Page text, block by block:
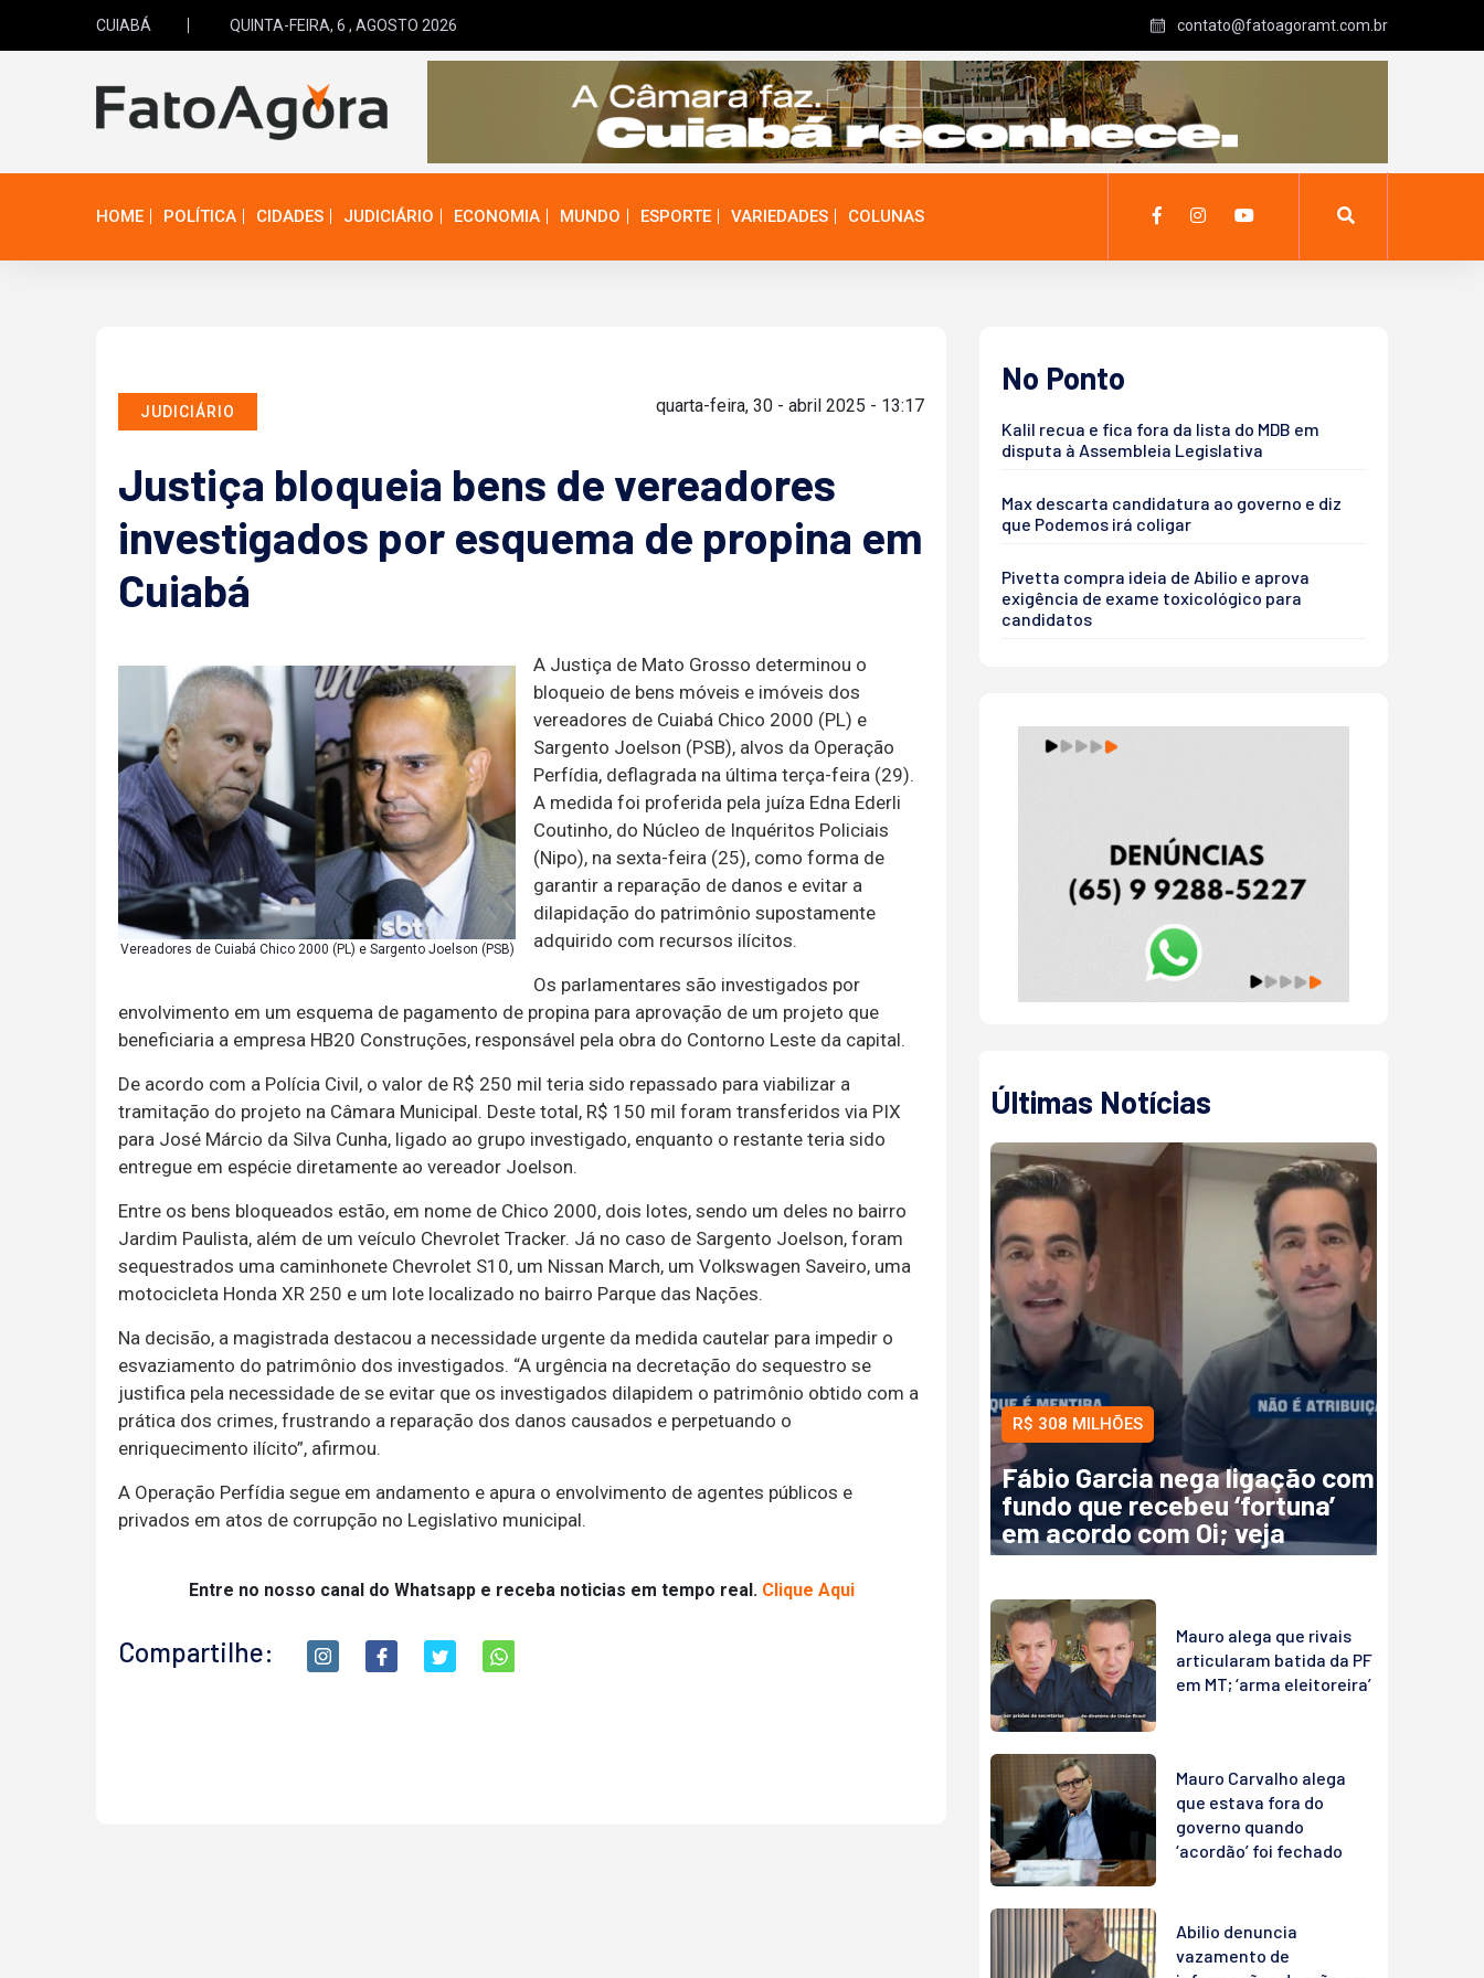
CUIABÁ QUINTA-FEIRA, 6 , AGOSTO 2026 contato@fatoagoramt.com.br
HOME POLÍTICA CIDADES JUDICIÁRIO ECONOMIA MUNDO ESPORTE VARIEDADES COLUNAS
JUDICIÁRIO quarta-feira, 30 - abril 2025 - 13:17
Justiça bloqueia bens de vereadores
investigados por esquema de propina em
Cuiabá
Vereadores de Cuiabá Chico 2000 (PL) e Sargento Joelson (PSB)
A Justiça de Mato Grosso determinou o
bloqueio de bens móveis e imóveis dos
vereadores de Cuiabá Chico 2000 (PL) e
Sargento Joelson (PSB), alvos da Operação
Perfídia, deflagrada na última terça-feira (29).
A medida foi proferida pela juíza Edna Ederli
Coutinho, do Núcleo de Inquéritos Policiais
(Nipo), na sexta-feira (25), como forma de
garantir a reparação de danos e evitar a
dilapidação do patrimônio supostamente
adquirido com recursos ilícitos.
Os parlamentares são investigados por
envolvimento em um esquema de pagamento de propina para aprovação de um projeto que
beneficiaria a empresa HB20 Construções, responsável pela obra do Contorno Leste da capital.
De acordo com a Polícia Civil, o valor de R$ 250 mil teria sido repassado para viabilizar a
tramitação do projeto na Câmara Municipal. Deste total, R$ 150 mil foram transferidos via PIX
para José Márcio da Silva Cunha, ligado ao grupo investigado, enquanto o restante teria sido
entregue em espécie diretamente ao vereador Joelson.
Entre os bens bloqueados estão, em nome de Chico 2000, dois lotes, sendo um deles no bairro
Jardim Paulista, além de um veículo Chevrolet Tracker. Já no caso de Sargento Joelson, foram
sequestrados uma caminhonete Chevrolet S10, um Nissan March, um Volkswagen Saveiro, uma
motocicleta Honda XR 250 e um lote localizado no bairro Parque das Nações.
Na decisão, a magistrada destacou a necessidade urgente da medida cautelar para impedir o
esvaziamento do patrimônio dos investigados. “A urgência na decretação do sequestro se
justifica pela necessidade de se evitar que os investigados dilapidem o patrimônio obtido com a
prática dos crimes, frustrando a reparação dos danos causados e perpetuando o
enriquecimento ilícito”, afirmou.
A Operação Perfídia segue em andamento e apura o envolvimento de agentes públicos e
privados em atos de corrupção no Legislativo municipal.
Entre no nosso canal do Whatsapp e receba noticias em tempo real. Clique Aqui
Compartilhe:
No Ponto
Kalil recua e fica fora da lista do MDB em
disputa à Assembleia Legislativa
Max descarta candidatura ao governo e diz
que Podemos irá coligar
Pivetta compra ideia de Abilio e aprova
exigência de exame toxicológico para
candidatos
Últimas Notícias
R$ 308 MILHÕES
Fábio Garcia nega ligação com
fundo que recebeu ‘fortuna’
em acordo com Oi; veja
Mauro alega que rivais
articularam batida da PF
em MT; ‘arma eleitoreira’
Mauro Carvalho alega
que estava fora do
governo quando
‘acordão’ foi fechado
Abilio denuncia
vazamento de